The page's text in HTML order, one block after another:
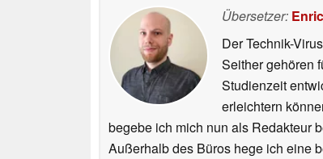
Übersetzer:
Der Technik-
Seither gehören
Studienzeit
erleichtern
begebe ich mich nun als Redakteur
Außerhalb des Büros hege ich eine